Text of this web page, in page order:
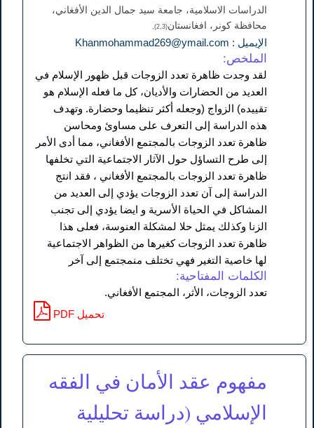
الدراسات الاسلامية، جامعة سید جمال الدين الأفغاني،
محافظة کونر، افغانستان(2,3),
الإيميل : Khanmohammad269@ymail.com
الملخص:
لقد وجدت ظاهرة تعدد الزوجات قبل ظهور الإسلام في
العديد من الحضارات والأديان، كل ما فعله الإسلام هو
تقييده) الزواج (وجعله أكثر تنظيما وحضارة. وتهدف
هذه الدراسة إلى التعرف على مساوئ ومحاسن
ظاهرة تعدد الزوجات بالمجتمع الأفغاني، مما أدى الأمر
إلى طرح التساؤل حول الآثار الاجتماعية التي تخلفها
ظاهرة تعدد الزوجات بالمجتمع الأفغاني ، فقد انتج
الدراسة إلى آن تعدد الزوجات يؤدي إلى العديد من
المشاكل في الحياة الأسرية و ايضا يؤدي إلى تجنب
الزنا وكذلك يمثل حلا لمشكلة العنوسة، فعلی هذا
ظاهرة تعدد الزوجات كغيرها من الظواهر الاجتماعية
لها خاصية التغير فهي تختلف منمجتمع إلى آخر
الكلمات المفتاحية:
تعدد الزوجات، الأثر، المجتمع الأفغاني.
PDF تحميل
مفهوم عقد الأمان في الفقه
الإسلامي (دراسة تحليلية